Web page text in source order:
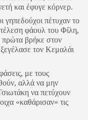
και έφυγε κόρνερ.
γηπεδούχοι πέτυχαν το
φάουλ του Φίλη,
πρώτα βρήκε στον
τον Κεμαλάι
με τους
αλλά να μην
να πετύχουν
«καθάρισαν» τις